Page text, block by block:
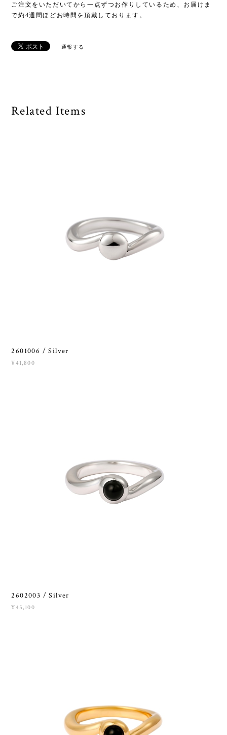
ご注文をいただいてから一点ずつお作りしているため、お届けま
で約4週間ほどお時間を頂戴しております。
通報する
Related Items
2601006 / Silver
¥41,800
2602003 / Silver
¥45,100